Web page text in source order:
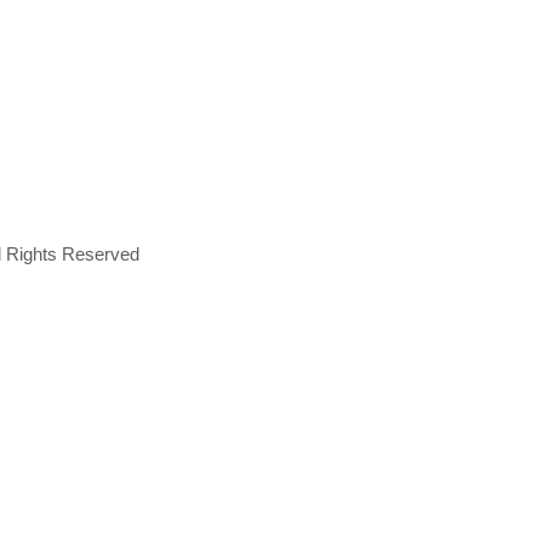
Rights Reserved